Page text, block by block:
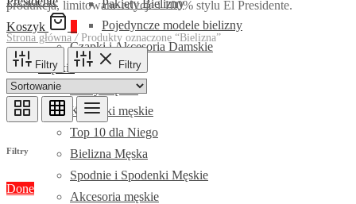
Pakiety Bielizny
Pojedyncze modele bielizny
Czapki i Akcesoria Damskie
Męskie
Bluzy męskie
Koszulki męskie
Top 10 dla Niego
Bielizna Męska
Spodnie i Spodenki Męskie
Akcesoria męskie
Koszyk
produkcja, limitowane edycje i 100% stylu El Presidente.
Strona główna /Produkty oznaczone “Bielizna”
Filtry Filtry
Filtry
Done